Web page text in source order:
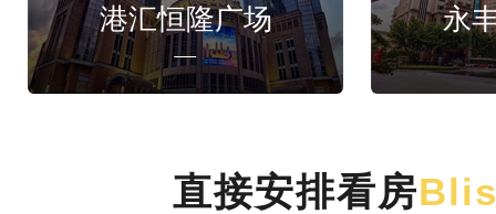
港汇恒隆广场 永
直接安排看房